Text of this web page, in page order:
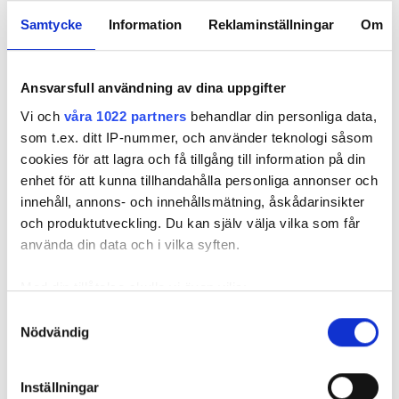
Samtycke Information Reklaminställningar Om
Ansvarsfull användning av dina uppgifter
Vi och våra 1022 partners behandlar din personliga data,
som t.ex. ditt IP-nummer, och använder teknologi såsom
cookies för att lagra och få tillgång till information på din
enhet för att kunna tillhandahålla personliga annonser och
innehåll, annons- och innehållsmätning, åskådarinsikter
och produktutveckling. Du kan själv välja vilka som får
använda din data och i vilka syften.
Med din tillåtelse skulle vi även vilja:
som kan ha en noggrannhet på upp till flera meter
Nödvändig
Inställningar
Currentum fortsätter växa –
köper bolag med ”stark
position”
PUBLICERAD 7 JUL 2026, 12:56